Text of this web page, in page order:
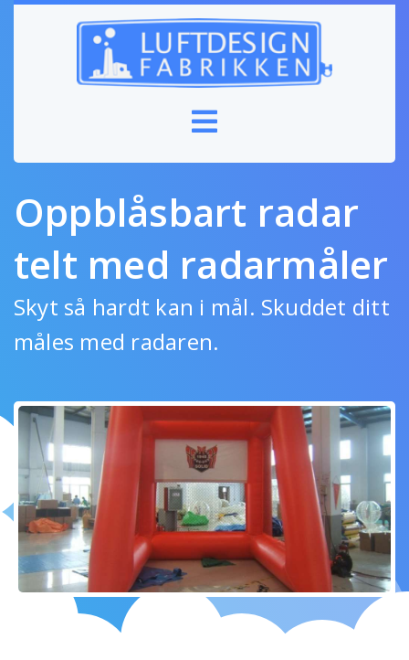
Oppblåsbart radar
telt med radarmåler
Skyt så hardt kan i mål. Skuddet ditt
måles med radaren.